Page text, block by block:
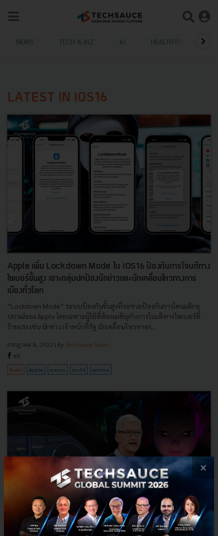
NEWS TECH & BIZ AI HEALTHTECH
LATEST IN IOS16
Apple เพิ่ม Lockdown Mode ใน iOS16 ป้องกันการโจมตีทาง
ไซเบอร์ขั้นสูง เจาะกลุ่มปกป้องนักข่าวและนักเคลื่อนไหวทางการ
เมืองทั่วโลก
“Lockdown Mode” ระบบป้องกันขั้นสูงที่จะช่วยป้องกันการโดนแฮ็กอุ
ปกรณ์ของ Apple โดยเฉพาะผู้ใช้ที่ต้องเผชิญกับการโจมตีทางไซเบอร์ที่
ร้ายแรง เช่น นักข่าว เจ้าหน้าที่รัฐ นักเคลื่อนไหวทางก...
กรกฎาคม 8, 2022 | By Techsauce Team
68
News Apple macos ios16 iphone
×